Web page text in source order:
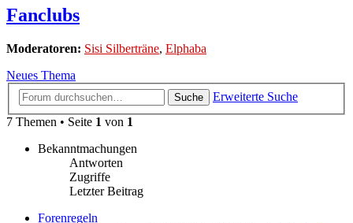
Fanclubs
Moderatoren: Sisi Silberträne, Elphaba
Neues Thema
Suche
Erweiterte Suche
7 Themen • Seite 1 von 1
Bekanntmachungen
Antworten
Zugriffe
Letzter Beitrag
Forenregeln